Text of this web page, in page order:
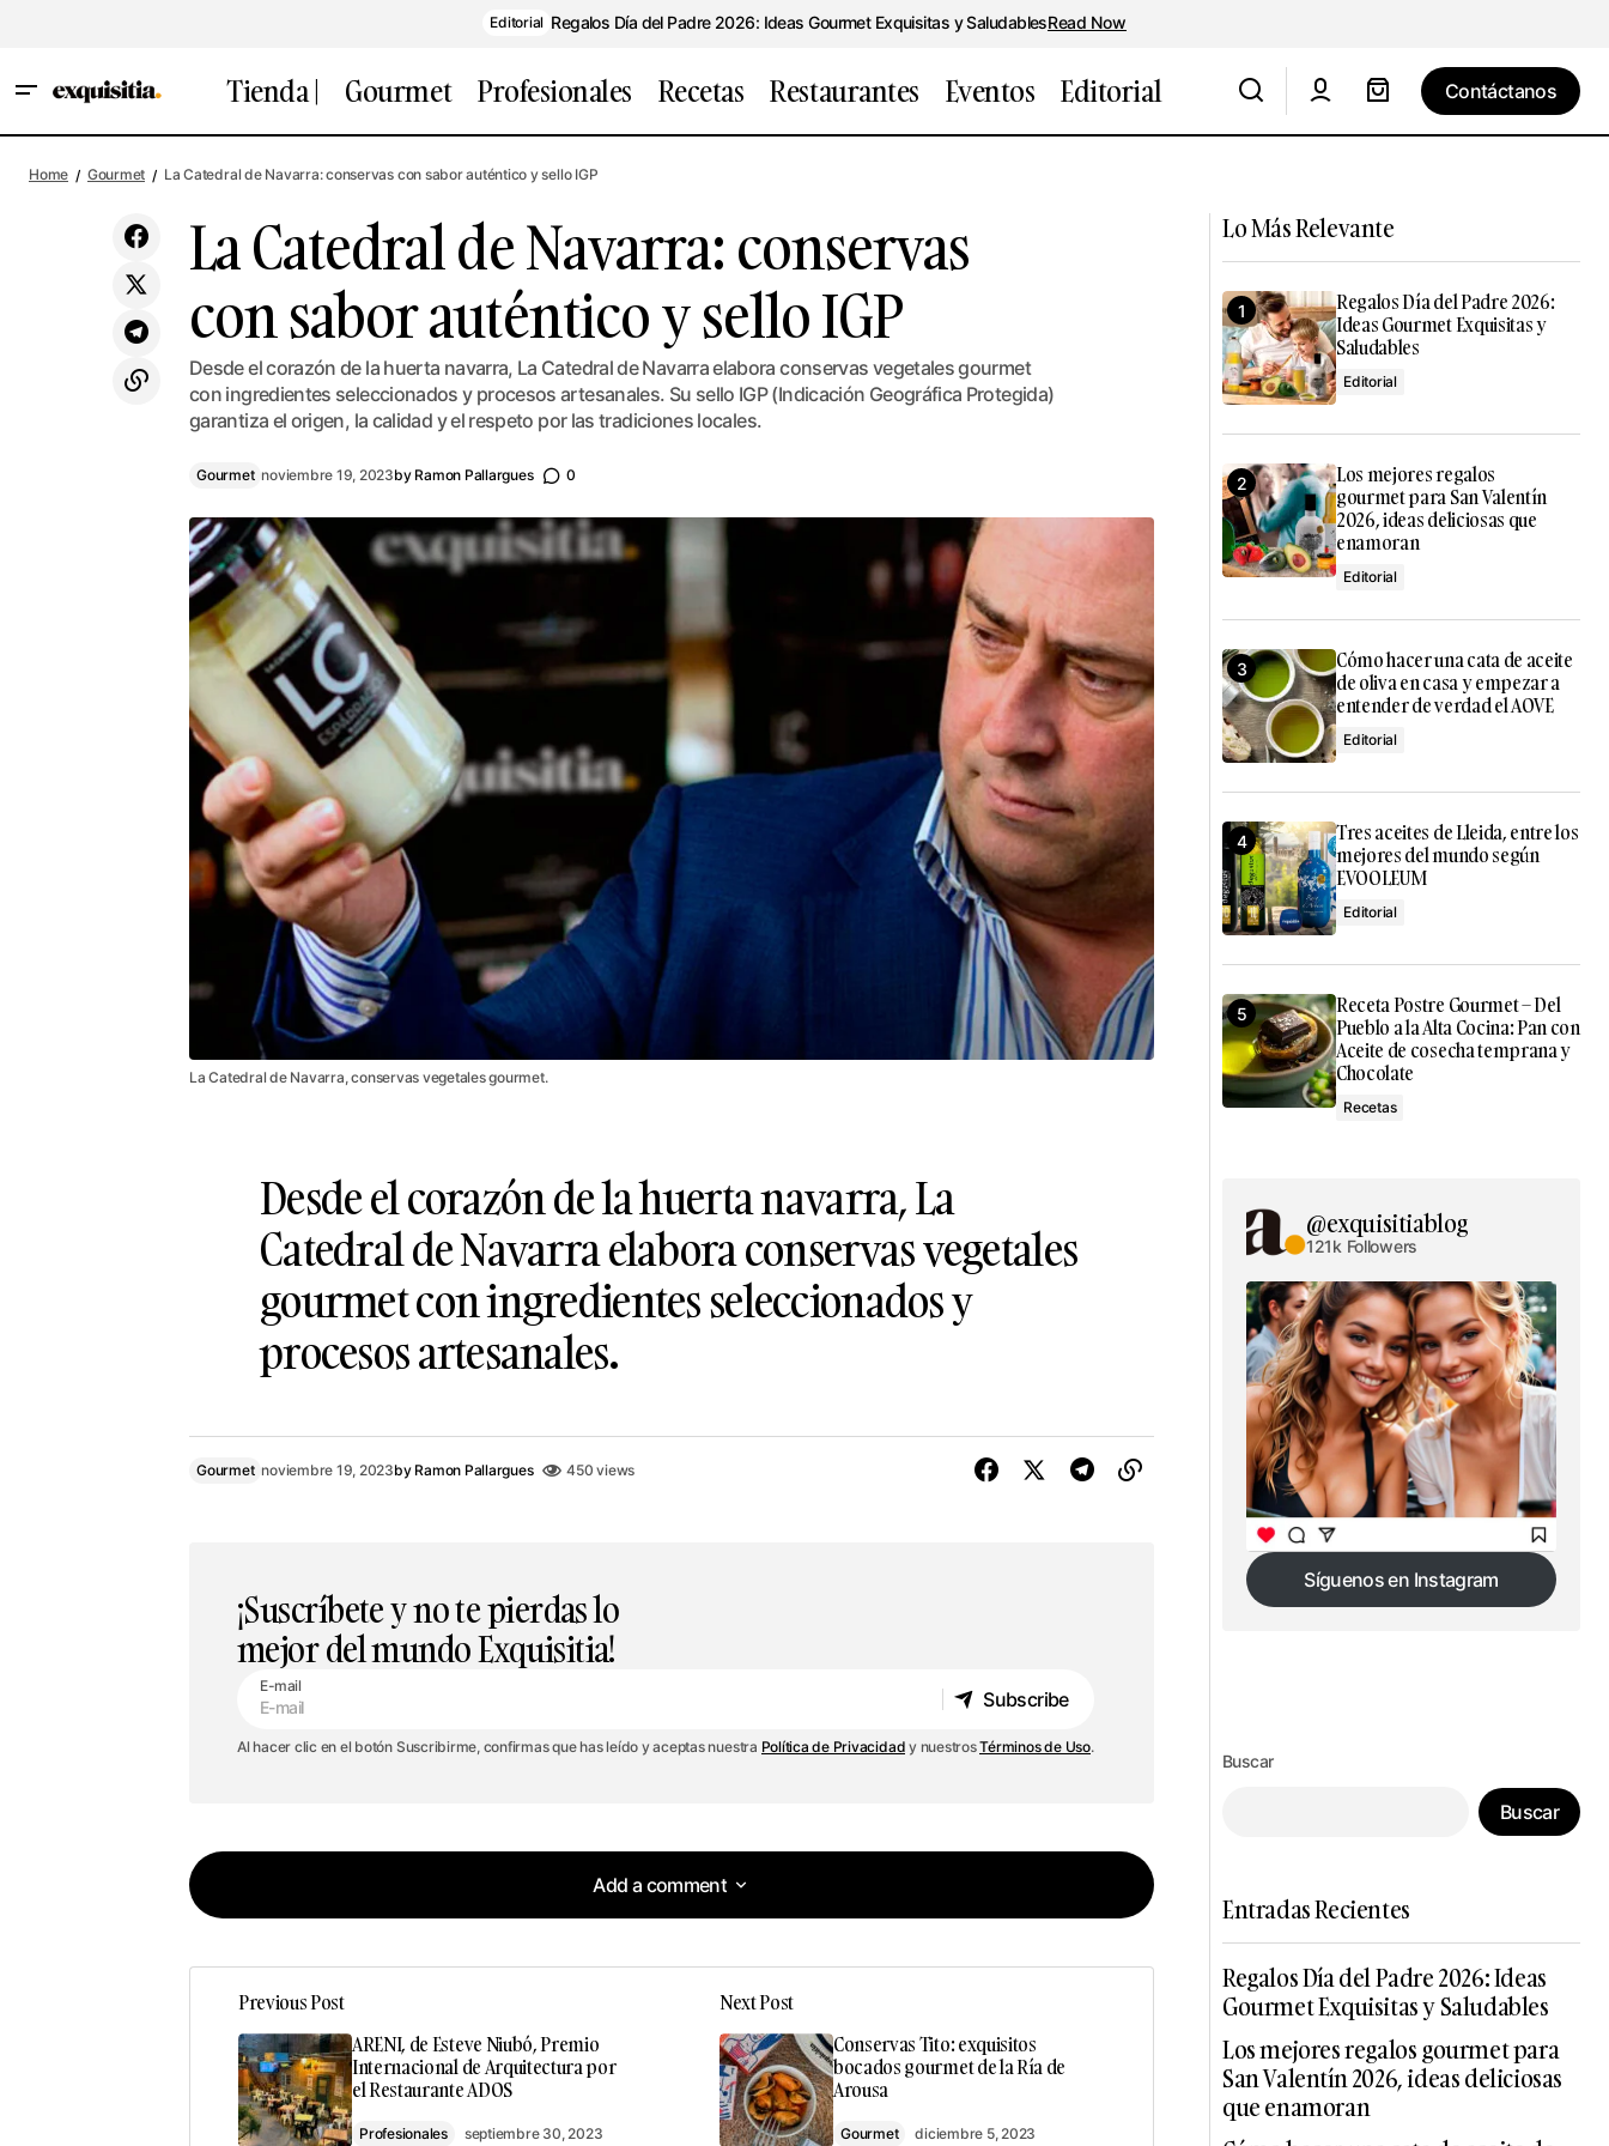
Editorial Regalos Día del Padre 2026: Ideas Gourmet Exquisitas y SaludablesRead Now
Tienda | Gourmet Profesionales Recetas Restaurantes Eventos Editorial
Contáctanos
Internacional de Arquitectura por el
Restaurante ADOS
Gourmet La Catedral de Navarra: conservas con sabor auténtico y sello IGP
Home Gourmet La Catedral de Navarra: conservas con sabor auténtico y sello IGP
La Catedral de Navarra: conservas
con sabor auténtico y sello IGP
Desde el corazón de la huerta navarra, La Catedral de Navarra elabora conservas vegetales gourmet
con ingredientes seleccionados y procesos artesanales. Su sello IGP (Indicación Geográfica Protegida)
garantiza el origen, la calidad y el respeto por las tradiciones locales.
Gourmet noviembre 19, 2023by Ramon Pallargues 0
La Catedral de Navarra, conservas vegetales gourmet.
Desde el corazón de la huerta navarra, La
Catedral de Navarra elabora conservas vegetales
gourmet con ingredientes seleccionados y
procesos artesanales.
Gourmet noviembre 19, 2023by Ramon Pallargues 450 views
¡Suscríbete y no te pierdas lo
mejor del mundo Exquisitia!
E-mail
Subscribe
Al hacer clic en el botón Suscribirme, confirmas que has leído y aceptas nuestra Política de Privacidad y nuestrosTérminos de Uso.
Add a comment
Add a comment
Tu dirección de correo electrónico no será publicada.
Los campos obligatorios están marcados
con*
Comment*
Previous Post
ARENI, de Esteve Niubó, Premio
Internacional de Arquitectura por
el Restaurante ADOS
Profesionales septiembre 30, 2023
Next Post
Conservas Tito: exquisitos
bocados gourmet de la Ría de
Arousa
Gourmet diciembre 5, 2023
Lo Más Relevante
Regalos Día del Padre 2026:
Ideas Gourmet Exquisitas y
Saludables
Editorial
Los mejores regalos
gourmet para San Valentín
2026, ideas deliciosas que
enamoran
Editorial
Cómo hacer una cata de aceite
de oliva en casa y empezar a
entender de verdad el AOVE
Editorial
Tres aceites de Lleida, entre los
mejores del mundo según
EVOOLEUM
Editorial
Receta Postre Gourmet – Del
Pueblo a la Alta Cocina: Pan con
Aceite de cosecha temprana y
Chocolate
Recetas
@exquisitiablog
121k Followers
Síguenos en Instagram
Síguenos en Instagram
Buscar
Buscar
Entradas Recientes
Regalos Día del Padre 2026: Ideas
Gourmet Exquisitas y Saludables
Los mejores regalos gourmet para
San Valentín 2026, ideas deliciosas
que enamoran